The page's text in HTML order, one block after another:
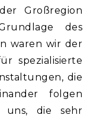
Großregion
des
waren wir der
spezialisierte
die
folgen
uns, die sehr